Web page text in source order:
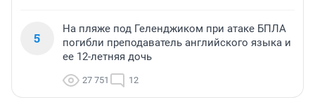
5
На пляже под Геленджиком при атаке БПЛА
погибли преподаватель английского языка и
ее 12-летняя дочь
27 751 12